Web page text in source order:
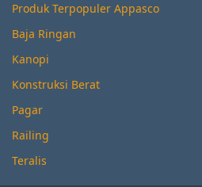
Produk Terpopuler Appasco
Baja Ringan
Kanopi
Konstruksi Berat
Pagar
Railing
Teralis